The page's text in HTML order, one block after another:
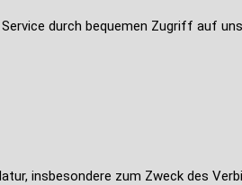
durch bequemen Zugriff auf
insbesondere zum Zweck des